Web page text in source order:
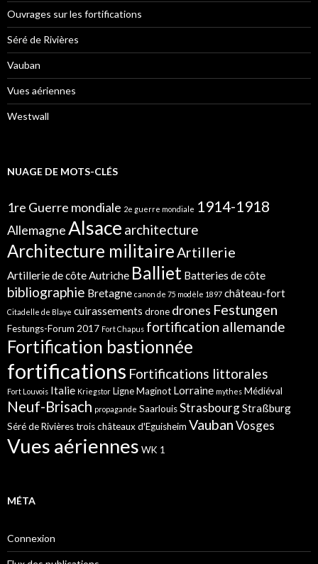
Ouvrages sur les fortifications
Séré de Rivières
Vauban
Vues aériennes
Westwall
NUAGE DE MOTS-CLÉS
1re Guerre mondiale 2e guerre mondiale 1914-1918
AllemagneAlsace architecture
Architecture militaire Artillerie
Artillerie de côte Autriche Balliet Batteries de côte
bibliographie Bretagne canon de 75 modèle 1897 château-fort
Citadelle de Blaye cuirassements drone drones Festungen
Festungs-Forum 2017 Fort Chapus fortification allemande
Fortification bastionnée
fortifications Fortifications littorales
Fort Louvois Italie Kriegstor Ligne Maginot Lorraine mythes Médiéval
Neuf-Brisach propagande SaarlouisStrasbourgStraßburg
Séré de Rivièrestrois châteaux d'Eguisheim VaubanVosges
Vues aériennes WK 1
MÉTA
Connexion